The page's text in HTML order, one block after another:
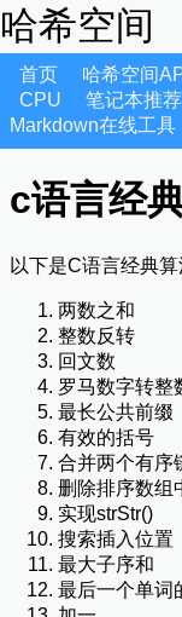
哈希空间
首页 哈希空间
CPU
笔记本推荐
Markdown在线工具
c语言经
以下是C语言经典
两数之和
整数反转
回文数
罗马数字转整
最长公共前缀
有效的括号
合并两个有序
删除排序数组
实现strStr()
搜索插入位置
最大子序和
最后一个单词